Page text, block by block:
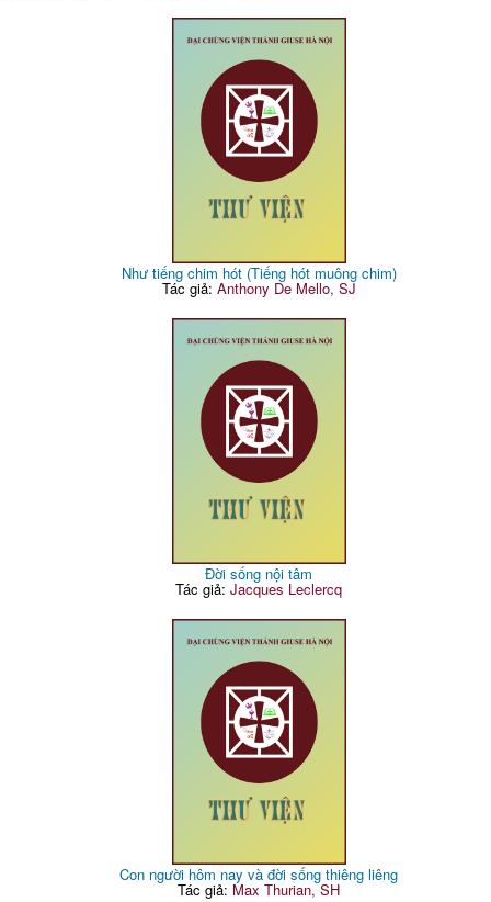
Như tiếng chim hót (Tiếng hót muông chim)
Tác giả: Anthony De Mello, SJ
Đời sống nội tâm
Tác giả:Jacques Leclercq
Con người hôm nay và đời sống thiêng liêng
Tác giả: Max Thurian, SH